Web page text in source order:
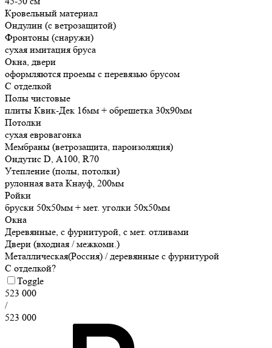
Кровельный материал
Ондулин (с ветрозащитой)
Фронтоны (снаружи)
сухая имитация бруса
Окна, двери
оформляются проемы с перевязью брусом
С отделкой
Полы чистовые
плиты Квик-Дек 16мм + обрешетка 30х90мм
Потолки
сухая евровагонка
Мембраны (ветрозащита, пароизоляция)
Ондутис D, А100, R70
Утепление (полы, потолки)
рулонная вата Кнауф, 200мм
Ройки
бруски 50х50мм + мет. уголки 50х50мм
Окна
Деревянные, с фурнитурой, с мет. отливами
Двери (входная / межкомн.)
Металлическая(Россия) / деревянные с фурнитурой
С отделкой?
Toggle
523 000
/
523 000